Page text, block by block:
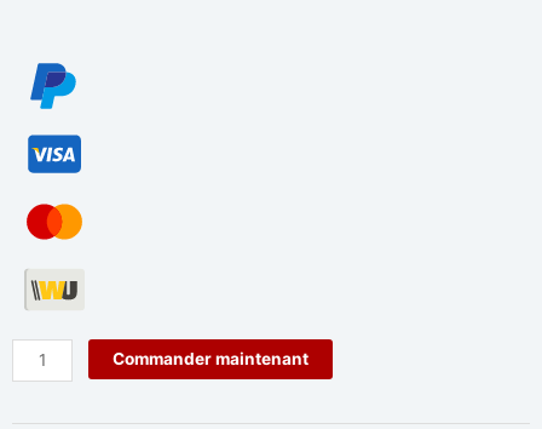
quantité
de
Commander maintenant